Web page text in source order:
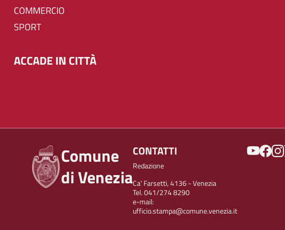
COMMERCIO
SPORT
ACCADE IN CITTÀ
Comune
di Venezia
CONTATTI
Redazione
Ca' Farsetti, 4136 - Venezia
Tel. 041/274 8290
e-mail:
ufficio.stampa@comune.venezia.it